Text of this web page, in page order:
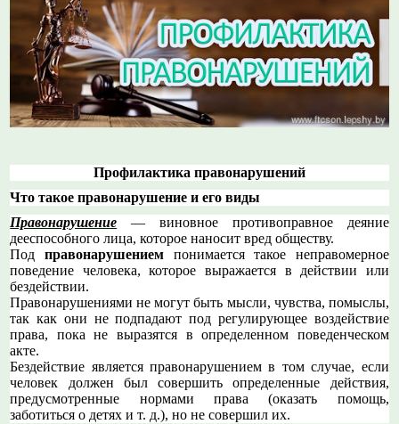
Профилактика правонарушений
Что такое правонарушение и его виды
Правонарушение — виновное противоправное деяние
дееспособного лица, которое наносит вред обществу.
Под правонарушениемпонимается такое неправомерное
поведение человека, которое выражается в действии или
бездействии.
Правонарушениями не могут быть мысли, чувства, помыслы,
так как они не подпадают под регулирующее воздействие
права, пока не выразятся в определенном поведенческом
акте.
Бездействие является правонарушением в том случае, если
человек должен был совершить определенные действия,
предусмотренные нормами права (оказать помощь,
заботиться о детях и т. д.), но не совершил их.